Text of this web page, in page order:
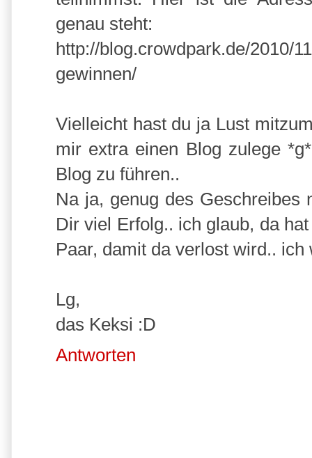
genau steht:
http://blog.crowdpark.de/2010/
gewinnen/
Vielleicht hast du ja Lust
mir extra einen Blog zulege
Blog zu führen..
Na ja, genug des
Dir viel Erfolg.. ich glaub, da
Paar, damit da verlost wird..
Lg,
das Keksi :D
Antworten